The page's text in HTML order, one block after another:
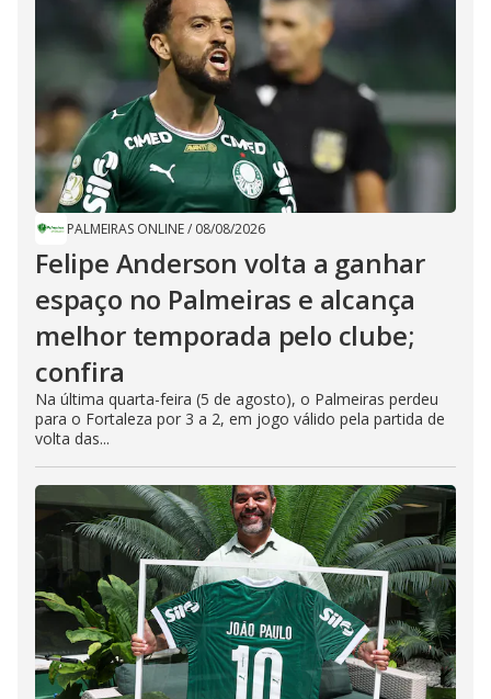
PALMEIRAS ONLINE/ 08/08/2026
Felipe Anderson volta a ganhar
espaço no Palmeiras e alcança
melhor temporada pelo clube;
confira
Na última quarta-feira (5 de agosto), o Palmeiras perdeu
para o Fortaleza por 3 a 2, em jogo válido pela partida de
volta das...